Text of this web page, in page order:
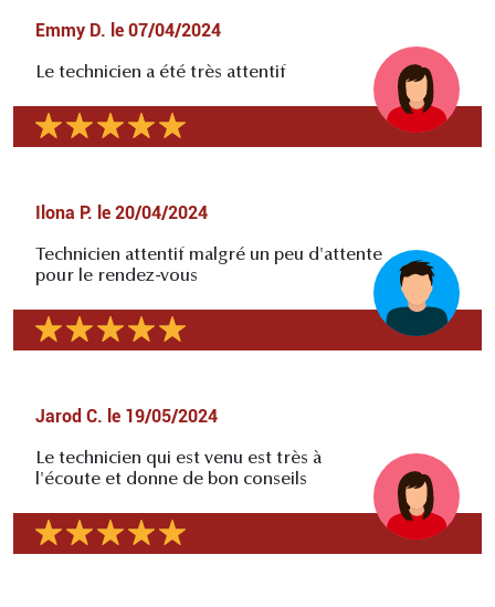
Emmy D. le 07/04/2024
Le technicien a été très attentif
Ilona P. le 20/04/2024
Technicien attentif malgré un peu d'attente
pour le rendez-vous
Jarod C. le 19/05/2024
Le technicien qui est venu est très à
l'écoute et donne de bon conseils